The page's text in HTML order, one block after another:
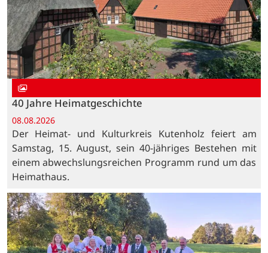
40 Jahre Heimatgeschichte
08.08.2026
Der Heimat- und Kulturkreis Kutenholz feiert am
Samstag, 15. August, sein 40-jähriges Bestehen mit
einem abwechslungsreichen Programm rund um das
Heimathaus.